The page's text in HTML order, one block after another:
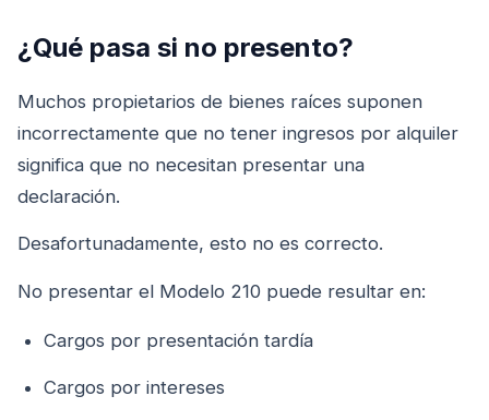
¿Qué pasa si no presento?
Muchos propietarios de bienes raíces suponen
incorrectamente que no tener ingresos por alquiler
significa que no necesitan presentar una
declaración.
Desafortunadamente, esto no es correcto.
No presentar el Modelo 210 puede resultar en:
Cargos por presentación tardía
Cargos por intereses